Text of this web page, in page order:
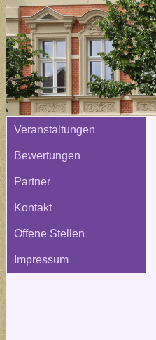
Veranstaltungen
Bewertungen
Partner
Kontakt
Offene Stellen
Impressum